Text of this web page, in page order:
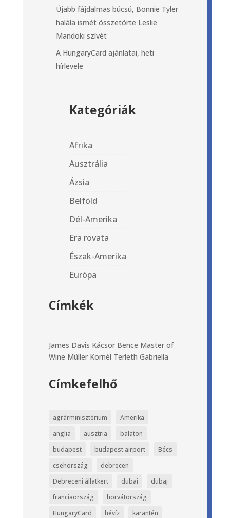
Újabb fájdalmas búcsú, Bonnie Tyler
halála ismét összetörte Leslie
Mandoki szívét
A HungaryCard ajánlatai, heti
hírlevele
Kategóriák
Afrika
Ausztrália
Ázsia
Belföld
Dél-Amerika
Era rovata
Észak-Amerika
Európa
Címkék
James Davis Kácsor Bence Master of
Wine Müller Kornél Terleth Gabriella
Címkefelhő
agrárminisztérium
Amerika
anglia
ausztria
balaton
budapest
budapest airport
Bécs
csehország
debrecen
Debreceni állatkert
dubai
dubaj
franciaország
horvátország
HungaryCard
hévíz
karantén